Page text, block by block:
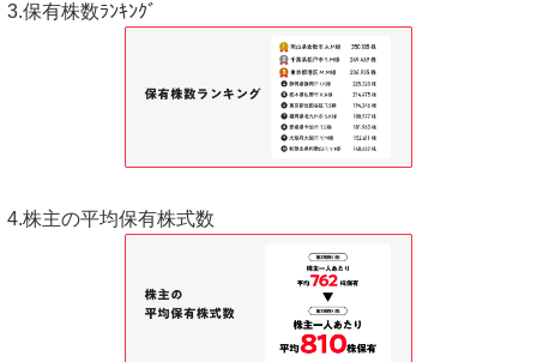
3.保有株数ﾗﾝｷﾝｸﾞ
4.株主の平均保有株式数